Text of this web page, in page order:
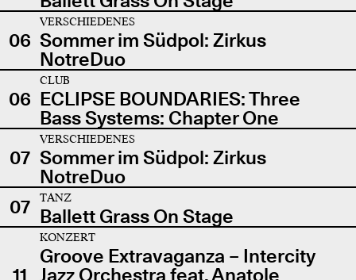
06
VERSCHIEDENES
Sommer im Südpol: Zirkus
NotreDuo
06
CLUB
ECLIPSE BOUNDARIES: Three
Bass Systems: Chapter One
07
VERSCHIEDENES
Sommer im Südpol: Zirkus
NotreDuo
07
TANZ
Ballett Grass On Stage
11
KONZERT
Groove Extravaganza – Intercity
Jazz Orchestra feat. Anatole